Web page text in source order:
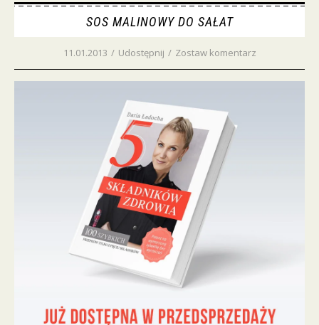
SOS MALINOWY DO SAŁAT
11.01.2013 / Udostępnij / Zostaw komentarz